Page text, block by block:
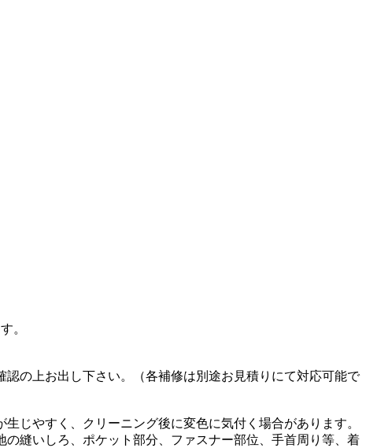
。
の上お出し下さい。（各補修は別途お見積りにて対応可能で
じやすく、クリーニング後に変色に気付く場合があります。
縫いしろ、ポケット部分、ファスナー部位、手首周り等、着